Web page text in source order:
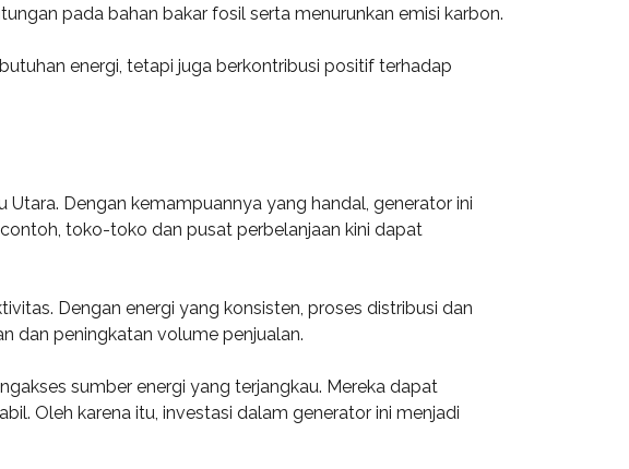
pada bahan bakar fosil serta menurunkan emisi karbon.
energi, tetapi juga berkontribusi positif terhadap
Dengan kemampuannya yang handal, generator ini
toko-toko dan pusat perbelanjaan kini dapat
Dengan energi yang konsisten, proses distribusi dan
dan peningkatan volume penjualan.
sumber energi yang terjangkau. Mereka dapat
Oleh karena itu, investasi dalam generator ini menjadi